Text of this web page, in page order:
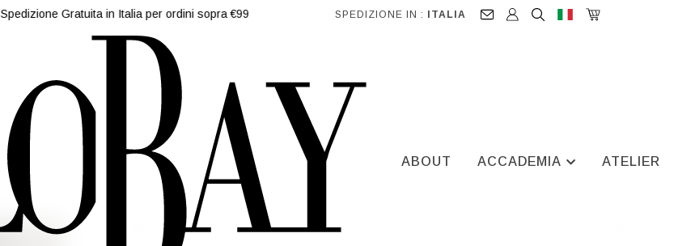
Spedizione Gratuita in Italia per ordini sopra €99 SPEDIZIONE IN : ITALIA
ABOUT ACCADEMIA ATELIER